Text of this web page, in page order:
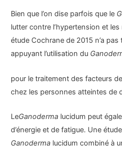
Bien que l’on dise parfois que le
lutter contre l’hypertension et
étude Cochrane de 2015 n’a
appuyant l’utilisation du
pour le traitement des facteurs
chez les personnes atteintes de
LeGanoderma lucidum peut
d’énergie et de fatigue. Une
Ganoderma lucidum combiné à